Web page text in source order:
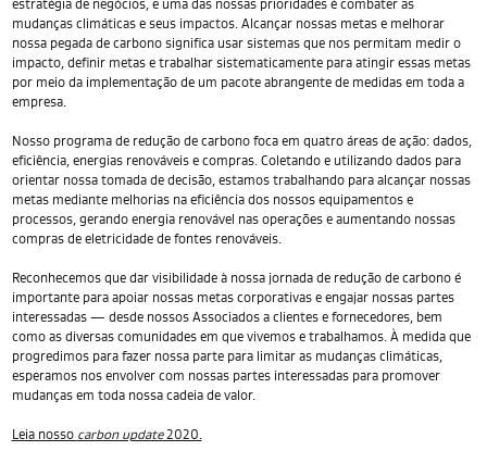
estratégia de negócios, e uma das nossas prioridades é combater as
mudanças climáticas e seus impactos. Alcançar nossas metas e melhorar
nossa pegada de carbono significa usar sistemas que nos permitam medir o
impacto, definir metas e trabalhar sistematicamente para atingir essas metas
por meio da implementação de um pacote abrangente de medidas em toda a
empresa.
Nosso programa de redução de carbono foca em quatro áreas de ação: dados,
eficiência, energias renováveis e compras. Coletando e utilizando dados para
orientar nossa tomada de decisão, estamos trabalhando para alcançar nossas
metas mediante melhorias na eficiência dos nossos equipamentos e
processos, gerando energia renovável nas operações e aumentando nossas
compras de eletricidade de fontes renováveis.
Reconhecemos que dar visibilidade à nossa jornada de redução de carbono é
importante para apoiar nossas metas corporativas e engajar nossas partes
interessadas — desde nossos Associados a clientes e fornecedores, bem
como as diversas comunidades em que vivemos e trabalhamos. À medida que
progredimos para fazer nossa parte para limitar as mudanças climáticas,
esperamos nos envolver com nossas partes interessadas para promover
mudanças em toda nossa cadeia de valor.
Leia nosso carbon update2020.